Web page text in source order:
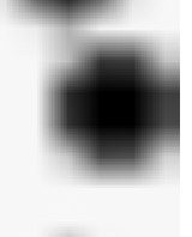
- một vật
nhanh, cho phép
(–10 dB). Lớp xử
nội tại của nhôm,
bị chói gắt. Đây là
thanh độ phân giải